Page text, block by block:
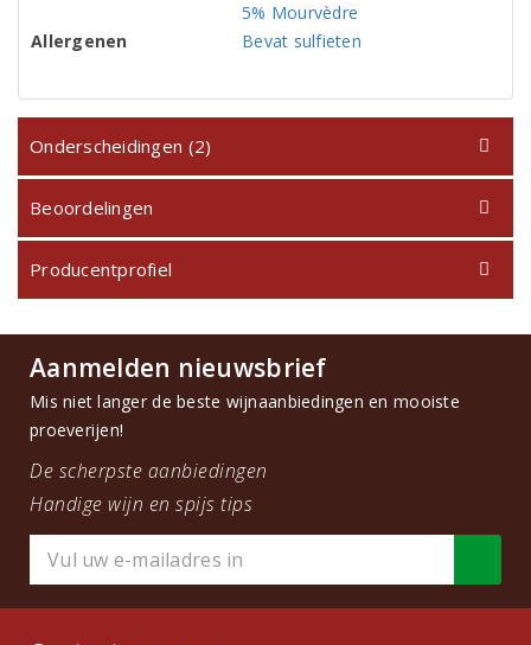
5% Mourvèdre
Allergenen
Bevat sulfieten
Onderscheidingen (2)
Beoordelingen
Producentprofiel
Aanmelden nieuwsbrief
Mis niet langer de beste wijnaanbiedingen en mooiste
proeverijen!
De scherpste aanbiedingen
Handige wijn en spijs tips